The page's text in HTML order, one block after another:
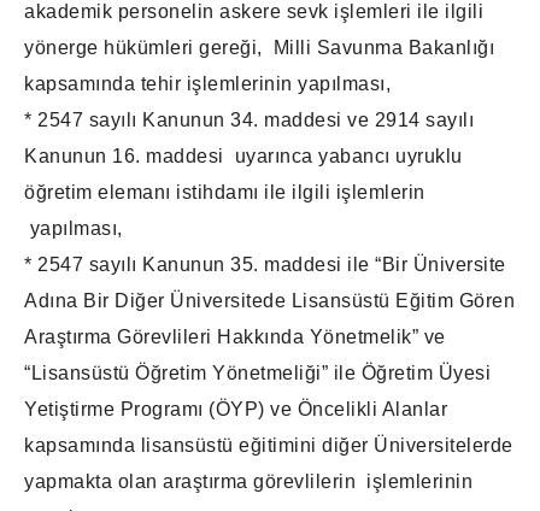
akademik personelin askere sevk işlemleri ile ilgili
yönerge hükümleri gereği, Milli Savunma Bakanlığı
kapsamında tehir işlemlerinin yapılması,
* 2547 sayılı Kanunun 34. maddesi ve 2914 sayılı
Kanunun 16. maddesi uyarınca yabancı uyruklu
öğretim elemanı istihdamı ile ilgili işlemlerin
yapılması,
* 2547 sayılı Kanunun 35. maddesi ile “Bir Üniversite
Adına Bir Diğer Üniversitede Lisansüstü Eğitim Gören
Araştırma Görevlileri Hakkında Yönetmelik” ve
“Lisansüstü Öğretim Yönetmeliği” ile Öğretim Üyesi
Yetiştirme Programı (ÖYP) ve Öncelikli Alanlar
kapsamında lisansüstü eğitimini diğer Üniversitelerde
yapmakta olan araştırma görevlilerin işlemlerinin